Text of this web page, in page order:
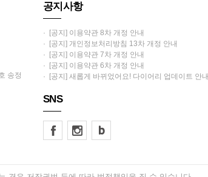
송정
공지사항
· [공지] 이용약관 8차 개정 안내
· [공지] 개인정보처리방침 13차 개정 안내
· [공지] 이용약관 7차 개정 안내
· [공지] 이용약관 6차 개정 안내
· [공지] 새롭게 바뀌었어요! 다이어리 업데이트 안내
SNS